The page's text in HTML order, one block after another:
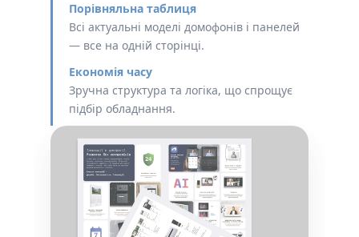
Порівняльна таблиця
Всі актуальні моделі домофонів і панелей
— все на одній сторінці.
Економія часу
Зручна структура та логіка, що спрощує
підбір обладнання.